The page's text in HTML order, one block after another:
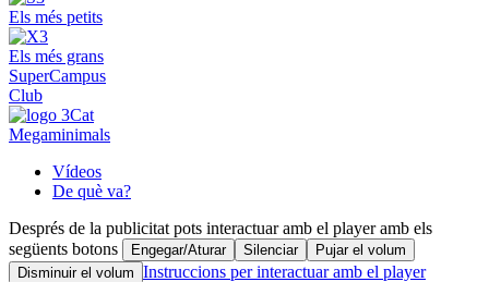
Els més petits
Els més grans
SuperCampus
Club
Megaminimals
Vídeos
De què va?
Després de la publicitat pots interactuar amb el player amb els
següents botons
Engegar/Aturar Silenciar
Pujar el volum
Disminuir el volum Instruccions per interactuar amb el player